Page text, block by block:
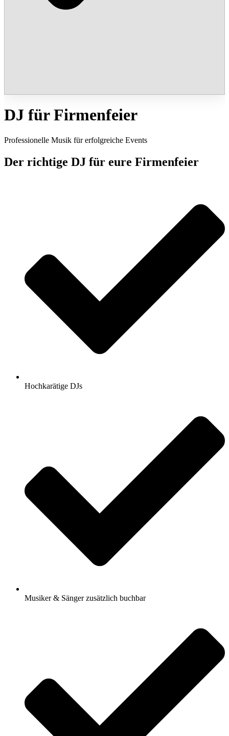
DJ für Firmenfeier
Professionelle Musik für erfolgreiche Events
Der richtige DJ für eure Firmenfeier
Hochkarätige DJs
Musiker & Sänger zusätzlich buchbar